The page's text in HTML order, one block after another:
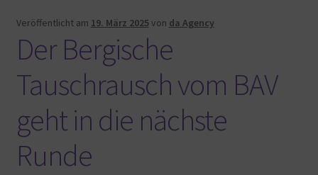
Veröffentlicht am 19. März 2025von da Agency
Der Bergische
Tauschrausch vom BAV
geht in die nächste
Runde